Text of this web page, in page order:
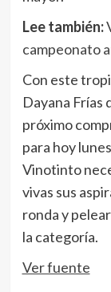
Lee también:
campeonato
Con este
Dayana Frías
próximo
para hoy
Vinotinto
vivas sus
ronda y
la categoría.
Ver fuente